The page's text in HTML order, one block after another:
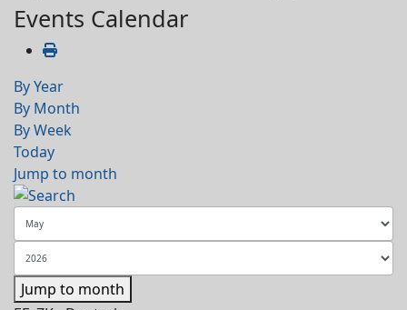
Events Calendar
By Year
By Month
By Week
Today
Jump to month
Jump to month